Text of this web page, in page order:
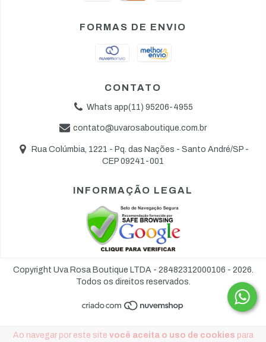
Ao navegar por este site você aceita o uso de cookies para
FORMAS DE ENVIO
CONTATO
Whats app(11) 95206-4955
contato@uvarosaboutique.com.br
Rua Colúmbia, 1221 - Pq. das Nações - Santo André/SP -
CEP 09241-001
INFORMAÇÃO LEGAL
Copyright Uva Rosa Boutique LTDA - 28482312000106 - 2026.
Todos os direitos reservados.